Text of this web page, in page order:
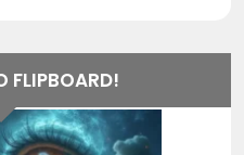
FLIPBOARD!